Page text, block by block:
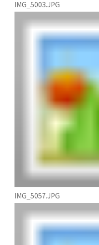
IMG_5003.JPG
IMG_5057.JPG